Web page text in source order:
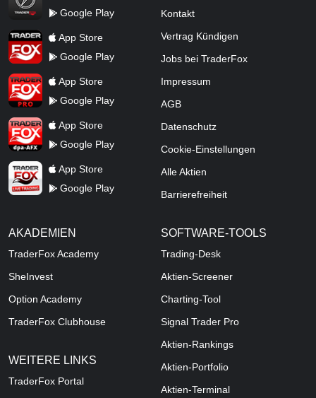
Google Play
TraderFox AppApp Store
Google Play
TraderFox ProApp Store
Google Play
TraderFox dpa-AFX ProFeed
App Store
Google Play
TraderFox Live Trading
App Store
Google Play
Kontakt
Vertrag Kündigen
Jobs bei TraderFox
Impressum
AGB
Datenschutz
Cookie-Einstellungen
Alle Aktien
Barrierefreiheit
AKADEMIEN
TraderFox Academy
SheInvest
Option Academy
TraderFox Clubhouse
WEITERE LINKS
TraderFox Portal
SOFTWARE-TOOLS
Trading-Desk
Aktien-Screener
Charting-Tool
Signal Trader Pro
Aktien-Rankings
Aktien-Portfolio
Aktien-Terminal